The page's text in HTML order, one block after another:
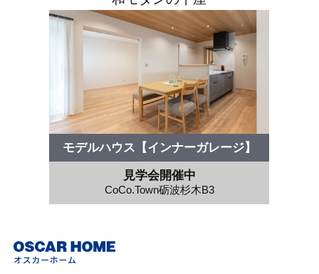
モデルハウス【インナーガレージ】
見学会開催中
CoCo.Town砺波杉木B3